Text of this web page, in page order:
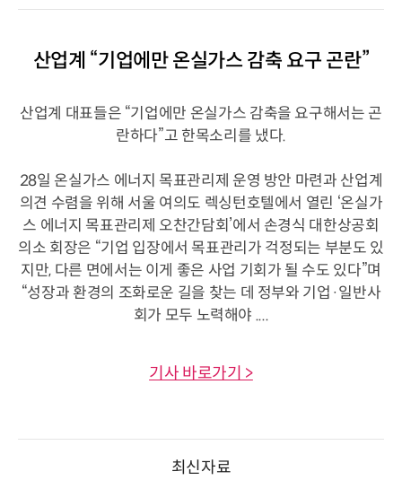
산업계 “기업에만 온실가스 감축 요구 곤란”
산업계 대표들은 “기업에만 온실가스 감축을 요구해서는 곤
란하다”고 한목소리를 냈다.
28일 온실가스 에너지 목표관리제 운영 방안 마련과 산업계
의견 수렴을 위해 서울 여의도 렉싱턴호텔에서 열린 ‘온실가
스 에너지 목표관리제 오찬간담회’에서 손경식 대한상공회
의소 회장은 “기업 입장에서 목표관리가 걱정되는 부분도 있
지만, 다른 면에서는 이게 좋은 사업 기회가 될 수도 있다”며
“성장과 환경의 조화로운 길을 찾는 데 정부와 기업·일반사
회가 모두 노력해야 ....
기사 바로가기 >
최신자료